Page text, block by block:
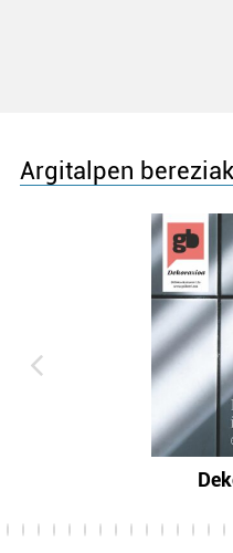
Argitalpen bereziak